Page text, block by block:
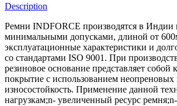
Description
Ремни INDFORCE производятся в Индии
минимальными допусками, длиной от
эксплуатационные характеристики и
со стандартами ISO 9001. При
резиновое основание представляет
покрытие с использованием неопреновых
износостойкость. Применение данной
нагрузкам;n- увеличенный ресурс